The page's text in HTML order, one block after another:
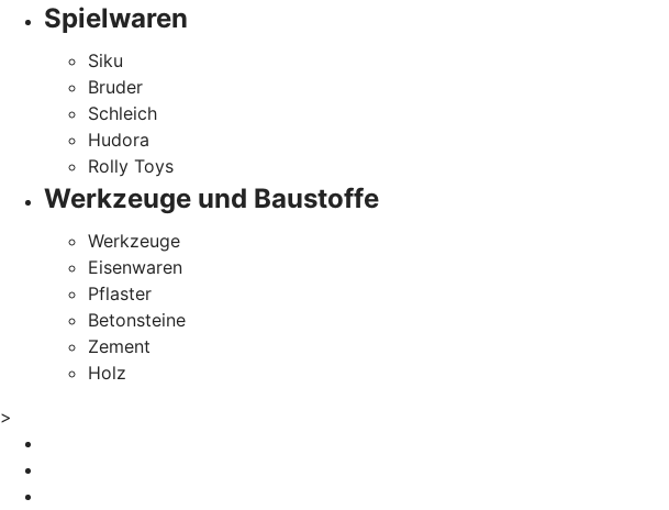
Spielwaren
Siku
Bruder
Schleich
Hudora
Rolly Toys
Werkzeuge und Baustoffe
Werkzeuge
Eisenwaren
Pflaster
Betonsteine
Zement
Holz
>